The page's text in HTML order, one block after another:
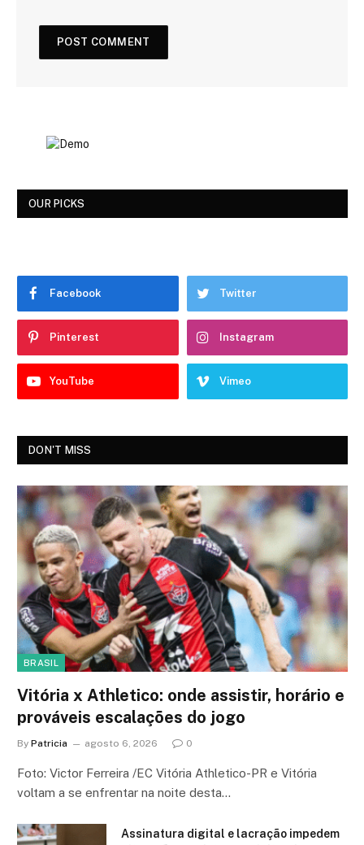
OUR PICKS
Facebook Twitter
Pinterest Instagram
YouTube Vimeo
DON'T MISS
BRASIL
Vitória x Athletico: onde assistir, horário e
prováveis escalações do jogo
By Patricia agosto 6, 2026 0
Foto: Victor Ferreira /EC Vitória Athletico-PR e Vitória
voltam a se enfrentar na noite desta…
Assinatura digital e lacração impedem